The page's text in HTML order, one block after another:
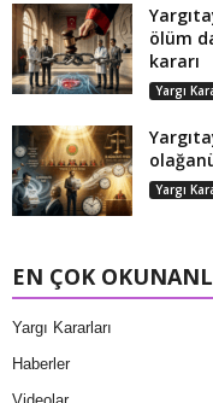
ölüm
kararı
Yargı
Yargı
EN ÇOK
Yargı Kararları
Haberler